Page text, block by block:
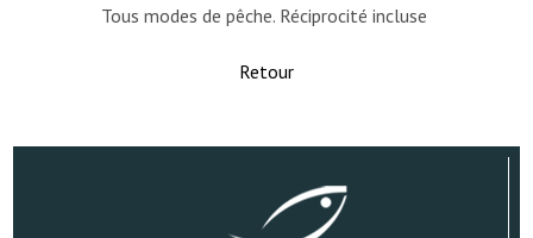
Tous modes de pêche. Réciprocité incluse
Retour